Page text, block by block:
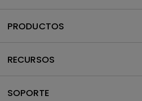
PRODUCTOS
RECURSOS
SOPORTE